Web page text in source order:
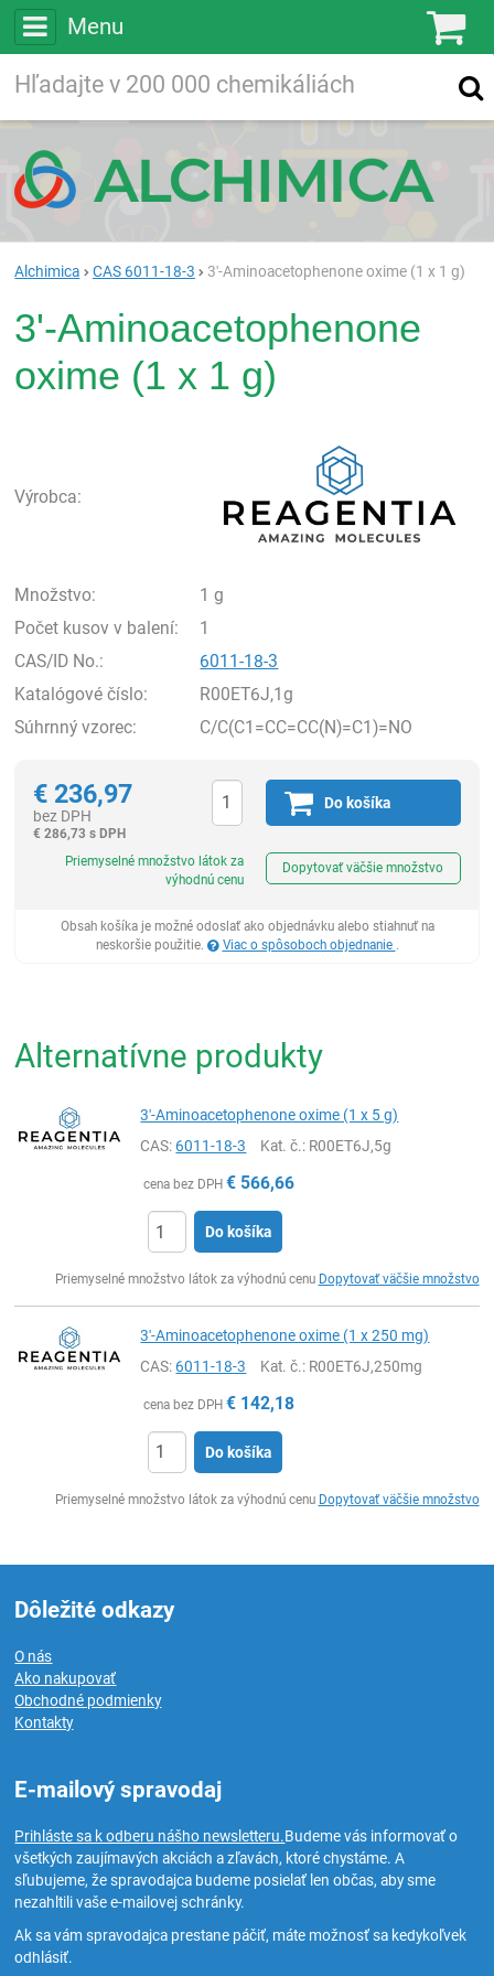
Menu
Vyhľadávanie
Alchimica CAS 6011-18-3 3'-Aminoacetophenone oxime (1 x 1 g)
3'-Aminoacetophenone
oxime (1 x 1 g)
Výrobca:
Množstvo:
1 g
Počet kusov v balení:
1
CAS/ID No.:
6011-18-3
Katalógové číslo:
R00ET6J,1g
Súhrnný vzorec:
C/C(C1=CC=CC(N)=C1)=NO
€ 236,97
bez DPH
€ 286,73 s DPH
Do košíka
Priemyselné množstvo látok za
výhodnú cenu
Dopytovať väčšie množstvo
Obsah košíka je možné odoslať ako objednávku alebo stiahnuť na
neskoršie použitie.
Viac o spôsoboch objednanie .
Alternatívne produkty
3'-Aminoacetophenone oxime (1 x 5 g)
CAS:6011-18-3 Kat. č.: R00ET6J,5g
cena bez DPH € 566,66
Do košíka
Priemyselné množstvo látok za výhodnú cenu Dopytovať väčšie množstvo
3'-Aminoacetophenone oxime (1 x 250 mg)
CAS:6011-18-3 Kat. č.: R00ET6J,250mg
cena bez DPH € 142,18
Do košíka
Priemyselné množstvo látok za výhodnú cenu Dopytovať väčšie množstvo
Dôležité odkazy
O nás
Ako nakupovať
Obchodné podmienky
Kontakty
E-mailový spravodaj
Prihláste sa k odberu nášho newsletteru.Budeme vás informovať o
všetkých zaujímavých akciách a zľavách, ktoré chystáme. A
sľubujeme, že spravodajca budeme posielať len občas, aby sme
nezahltili vaše e-mailovej schránky.
Ak sa vám spravodajca prestane páčiť, máte možnosť sa kedykoľvek
odhlásiť.